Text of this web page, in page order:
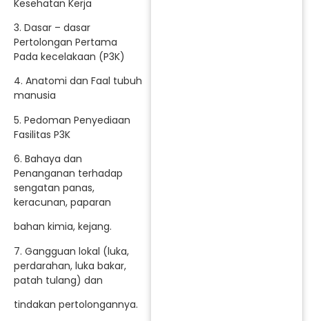
Kesehatan Kerja
3. Dasar – dasar
Pertolongan Pertama
Pada kecelakaan (P3K)
4. Anatomi dan Faal tubuh
manusia
5. Pedoman Penyediaan
Fasilitas P3K
6. Bahaya dan
Penanganan terhadap
sengatan panas,
keracunan, paparan
bahan kimia, kejang.
7. Gangguan lokal (luka,
perdarahan, luka bakar,
patah tulang) dan
tindakan pertolongannya.